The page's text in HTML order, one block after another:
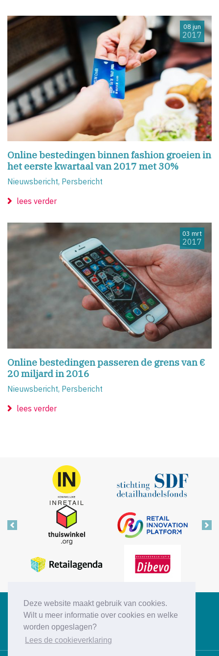
Deze website maakt gebruik van cookies.
Wilt u meer informatie over cookies en welke
worden opgeslagen?
Lees de cookieverklaring
Online bestedingen binnen fashion groeien in
het eerste kwartaal van 2017 met 30%
Nieuwsbericht, Persbericht
08 jun
2017
lees verder
Online bestedingen passeren de grens van €
20 miljard in 2016
Nieuwsbericht, Persbericht
03 mrt
2017
lees verder
Vorige
Copyright © 2026 Retail Insiders
Disclaimer Privacy statement